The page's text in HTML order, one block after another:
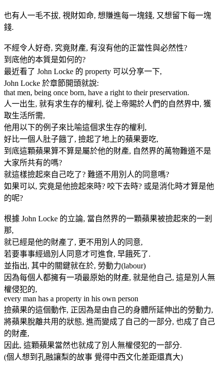
也有人一毛不拔, 視財如命, 想賺進每一塊錢, 又想留下每一塊
錢.
不經令人好奇, 究竟財產, 有沒有他的正當性與必然性?
到底他的本質是如何的?
最近看了 John Locke 的 property 可以分享一下,
John Locke 於章節開頭就說:
that men, being once born, have a right to their preservation.
人一出生, 就有求生存的權利, 從上帝賜於人們的自然界中, 獲
取生活所需,
他用以下的例子來比喻這個求生存的權利,
好比一個人肚子餓了, 撿起了地上的蘋果要吃,
到底這顆蘋果算不算是屬於他的財產, 自然界的萬物難道不是
大家所共有的嗎?
就這樣撿起來自己吃了? 難道不用別人的同意嗎?
如果可以, 究竟是他撿起來時? 咬下去時? 或是消化時才算是他
的呢?
根據 John Locke 的立論, 當自然界的一顆蘋果被撿起來的一剎
那,
就已經是他的財產了, 更不用別人的同意,
若要事事經過別人同意才可進食, 早餓死了.
並指出, 其中的關鍵就在於, 勞動力(labour)
因為每個人都擁有一項最原始的財產, 就是他自己, 這是別人無
權侵犯的,
every man has a property in his own person
撿蘋果的這個動作, 正因為是由自己的身體所延伸出的勞動力,
將蘋果脫離共用的狀態, 進而變成了自己的一部分, 也成了自己
的財產,
因此, 這顆蘋果當然也就成了別人無權侵犯的一部分.
(個人想到孔融讓梨的故事 覺得中西文化差距還真大)